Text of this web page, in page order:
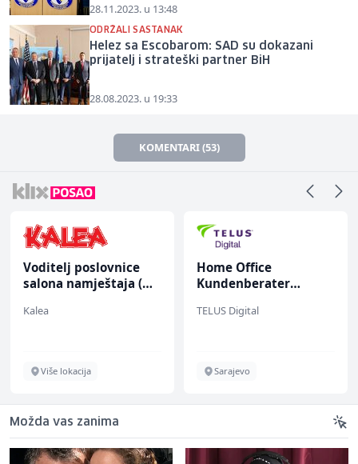
28.11.2023. u 13:48
ODRŽALI SASTANAK
Helez sa Escobarom: SAD su dokazani
prijatelj i strateški partner BiH
28.08.2023. u 19:33
KOMENTARI (53)
Voditelj poslovnice
salona namještaja (m/
Kalea
Više lokacija
Home Office
Kundenberater
renommiertes
TELUS Digital
Sarajevo
Možda vas zanima